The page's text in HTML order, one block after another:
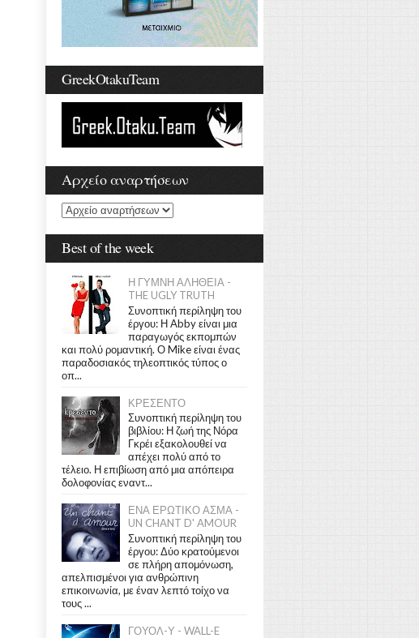
GreekOtakuTeam
Αρχείο αναρτήσεων
Best of the week
Η ΓΥΜΝΗ ΑΛΗΘΕΙΑ -
THE UGLY TRUTH
Συνοπτική περίληψη του
έργου: Η Abby είναι μια
παραγωγός εκπομπών
και πολύ ρομαντική. Ο Mike είναι ένας
παραδοσιακός τηλεοπτικός τύπος ο
οπ...
ΚΡΕΣΕΝΤΟ
Συνοπτική περίληψη του
βιβλίου: Η ζωή της Νόρα
Γκρέι εξακολουθεί να
απέχει πολύ από το
τέλειο. Η επιβίωση από μια απόπειρα
δολοφονίας εναντ...
ΕΝΑ ΕΡΩΤΙΚΟ ΑΣΜΑ -
UN CHANT D' AMOUR
Συνοπτική περίληψη του
έργου: Δύο κρατούμενοι
σε πλήρη απομόνωση,
απελπισμένοι για ανθρώπινη
επικοινωνία, με έναν λεπτό τοίχο να
τους ...
ΓΟΥΟΛ-Υ - WALL-E